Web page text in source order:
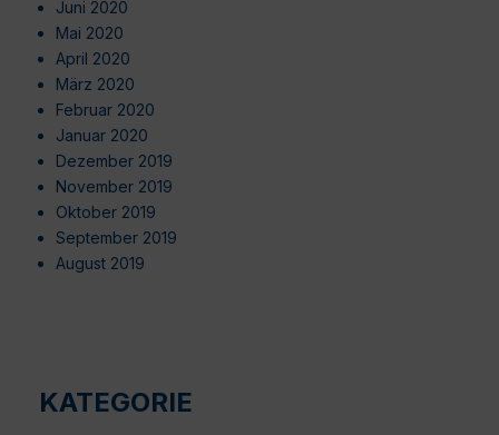
Juni 2020
Mai 2020
April 2020
März 2020
Februar 2020
Januar 2020
Dezember 2019
November 2019
Oktober 2019
September 2019
August 2019
KATEGORIE